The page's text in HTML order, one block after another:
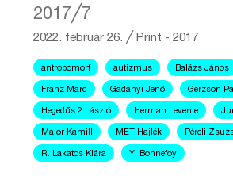
2017╱7
2022. február 26. ╱ Print - 2017
antropomorf autizmus Balázs János
Franz Marc Gadányi Jenő Gerzson Pál
Hegedűs 2 László Herman Levente
Major Kamill MET Hajlék Péreli
R. Lakatos Klára Y. Bonnefoy